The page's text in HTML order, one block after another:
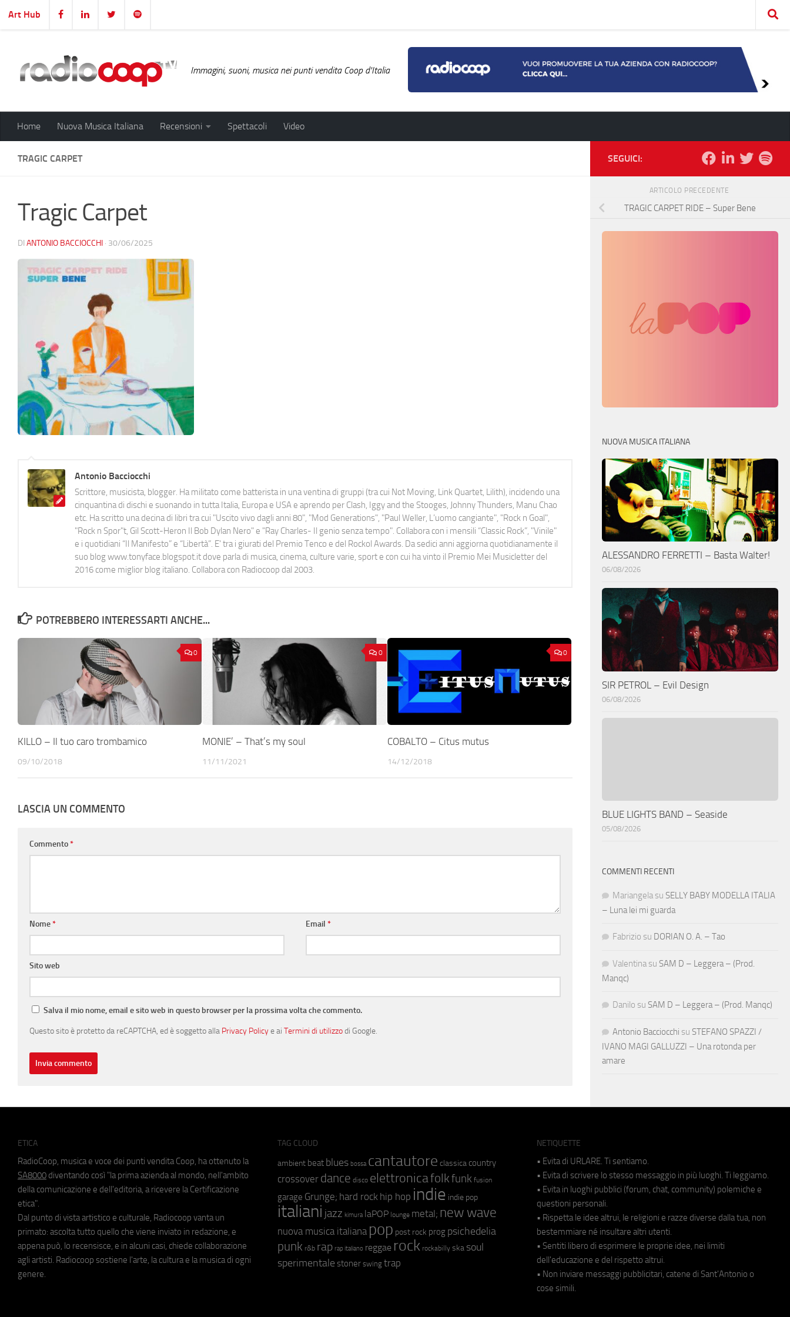
Salta al contenuto
Art Hub
Immagini, suoni, musica nei punti vendita Coop d'Italia
Home Nuova Musica Italiana Recensioni Spettacoli Video
TRAGIC CARPET
Tragic Carpet
DI ANTONIO BACCIOCCHI · 30/06/2025
Antonio Bacciocchi
Scrittore, musicista, blogger. Ha militato come batterista in una ventina di gruppi (tra cui Not Moving, Link Quartet, Lilith), incidendo una
cinquantina di dischi e suonando in tutta Italia, Europa e USA e aprendo per Clash, Iggy and the Stooges, Johnny Thunders, Manu Chao
etc. Ha scritto una decina di libri tra cui "Uscito vivo dagli anni 80", "Mod Generations", "Paul Weller, L’uomo cangiante", "Rock n Goal",
"Rock n Spor"t, Gil Scott-Heron Il Bob Dylan Nero" e "Ray Charles- Il genio senza tempo". Collabora con i mensili “Classic Rock”, "Vinile"
e i quotidiani “Il Manifesto” e “Libertà”. E' tra i giurati del Premio Tenco e del Rockol Awards. Da sedici anni aggiorna quotidianamente il
suo blog www.tonyface.blogspot.it dove parla di musica, cinema, culture varie, sport e con cui ha vinto il Premio Mei Musicletter del
2016 come miglior blog italiano. Collabora con Radiocoop dal 2003.
POTREBBERO INTERESSARTI ANCHE...
0
KILLO – Il tuo caro trombamico
09/10/2018
0
MONIE’ – That’s my soul
11/11/2021
0
COBALTO – Citus mutus
14/12/2018
LASCIA UN COMMENTO
Commento*
Nome* Email*
Sito web
Salva il mio nome, email e sito web in questo browser per la prossima volta che commento.
Questo sito è protetto da reCAPTCHA, ed è soggetto alla Privacy Policye ai Termini di utilizzodi Google.
SEGUICI:
ARTICOLO PRECEDENTE
TRAGIC CARPET RIDE – Super Bene
NUOVA MUSICA ITALIANA
ALESSANDRO FERRETTI – Basta Walter!
06/08/2026
SIR PETROL – Evil Design
06/08/2026
BLUE LIGHTS BAND – Seaside
05/08/2026
COMMENTI RECENTI
Mariangela su SELLY BABY MODELLA ITALIA
– Luna lei mi guarda
Fabrizio su DORIAN O. A. – Tao
Valentina su SAM D – Leggera – (Prod.
Manqc)
Danilo su SAM D – Leggera – (Prod. Manqc)
Antonio Bacciocchi su STEFANO SPAZZI /
IVANO MAGI GALLUZZI – Una rotonda per
amare
ETICA
RadioCoop, musica e voce dei punti vendita Coop, ha ottenuto la
SA8000 diventando così "la prima azienda al mondo, nell'ambito
della comunicazione e dell'editoria, a ricevere la Certificazione
etica".
Dal punto di vista artistico e culturale, Radiocoop vanta un
primato: ascolta tutto quello che viene inviato in redazione, e
appena può, lo recensisce, e in alcuni casi, chiede collaborazione
agli artisti. Radiocoop sostiene l'arte, la cultura e la musica di ogni
genere.
TAG CLOUD
ambient beat blues bossa cantautore classica country
crossover dance disco elettronicafolkfunk fusion
garage Grunge; hard rock hip hop indie indie pop
italiani jazz kimura laPOP lounge metal; new wave
nuova musica italiana pop post rock prog psichedelia
punk r&b rap rap italiano reggae rock rockabilly ska soul
sperimentale stoner swing trap
NETIQUETTE
• Evita di URLARE. Ti sentiamo.
• Evita di scrivere lo stesso messaggio in più luoghi. Ti leggiamo.
• Evita in luoghi pubblici (forum, chat, community) polemiche e
questioni personali.
• Rispetta le idee altrui, le religioni e razze diverse dalla tua, non
bestemmiare né insultare altri utenti.
• Sentiti libero di esprimere le proprie idee, nei limiti
dell'educazione e del rispetto altrui.
• Non inviare messaggi pubblicitari, catene di Sant'Antonio o
cose simili.